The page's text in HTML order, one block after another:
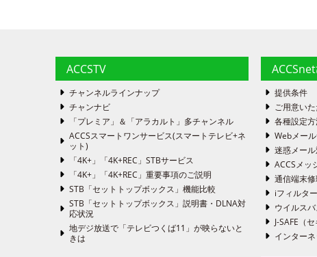
ACCSTV
チャンネルラインナップ
チャンナビ
「プレミア」＆「アラカルト」多チャンネル
ACCSスマートワンサービス(スマートテレビ+ネ
ット)
「4K+」「4K+REC」STBサービス
「4K+」「4K+REC」重要事項のご説明
STB「セットトップボックス」機能比較
STB「セットトップボックス」説明書・DLNA対
応状況
地デジ放送で「テレビつくば11」が映らないと
きは
提供条件
ご用意い
各種設定
Webメー
迷惑メー
ACCSメッ
通信端末
iフィルター
ウイルス
J-SAFE（
インター